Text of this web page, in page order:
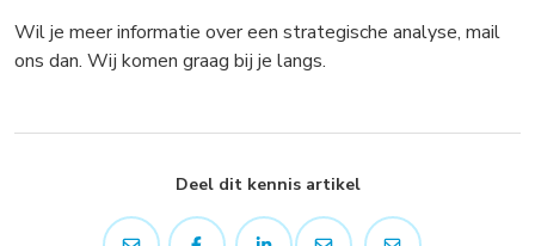
Wil je meer informatie over een strategische analyse, mail
ons dan. Wij komen graag bij je langs.
Deel dit kennis artikel